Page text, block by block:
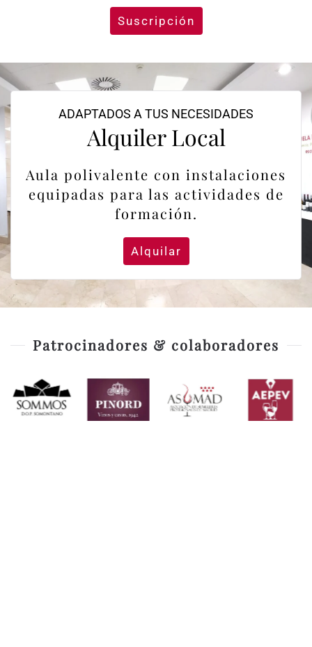
Suscripción
ADAPTADOS A TUS NECESIDADES
Alquiler Local
Aula polivalente con instalaciones
equipadas para las actividades de
formación.
Alquilar
Patrocinadores & colaboradores